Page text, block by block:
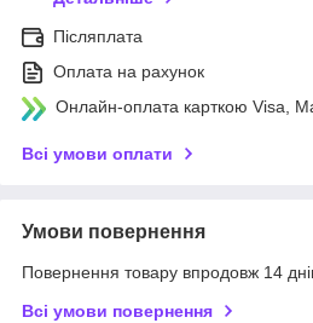
Післяплата
Оплата на рахунок
Онлайн-оплата карткою Visa,
Всі умови оплати
Умови повернення
Повернення товару впродовж 14
Всі умови повернення